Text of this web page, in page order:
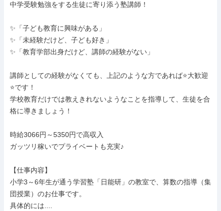
中学受験勉強をする生徒に寄り添う塾講師！
✨「子ども教育に興味がある」
✨「未経験だけど、子ども好き」
✨「教育学部出身だけど、講師の経験がない」
講師としての経験がなくても、上記のような方であれば⭐️大歓迎
⭐️です！
学校教育だけでは教えきれないようなことを指導して、生徒を合
格に導きましょう！
時給3066円～5350円で高収入
ガッツリ稼いでプライベートも充実♪
【仕事内容】
小学3～6年生が通う学習塾「日能研」の教室で、算数の指導（集
団授業）のお仕事です。
具体的には....